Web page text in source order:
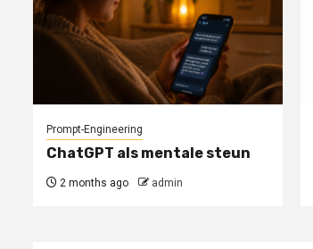
Prompt-Engineering
ChatGPT als mentale steun
2 months ago admin